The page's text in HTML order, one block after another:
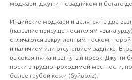
моджари, джутти – с задником и богато
Индийские моджари и делятся на две
(название присуще носителям языка
отличаются закругленным носком,
и наличием или отсутствием задника.
высокая пятка и загнутый носок. Джутти
носки в труднопроходимой местности,
более грубой кожи (буйвола).